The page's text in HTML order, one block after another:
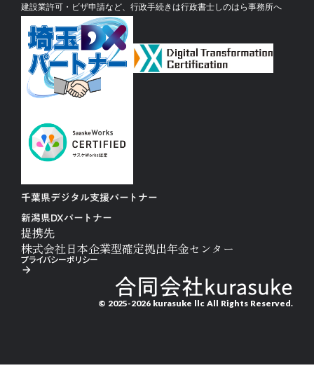
建設業許可・ビザ申請など、行政手続きは行政書士しのはら事務所へ
千葉県デジタル支援パートナー
新潟県DXパートナー
提携先
株式会社日本企業型確定拠出年金センター
合同会社kurasuke
© 2025-2026 kurasuke llc All Rights Reserved.
プライバシーポリシー
arrow_forward